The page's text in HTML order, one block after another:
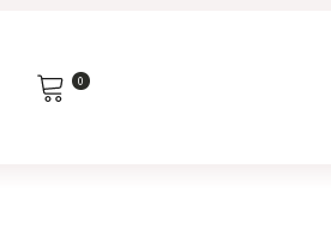
0